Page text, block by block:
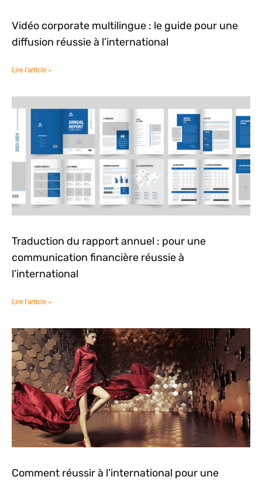
Vidéo corporate multilingue : le guide pour une
diffusion réussie à l’international
Lire l'article »
Traduction du rapport annuel : pour une
communication financière réussie à
l’international
Lire l'article »
Comment réussir à l’international pour une